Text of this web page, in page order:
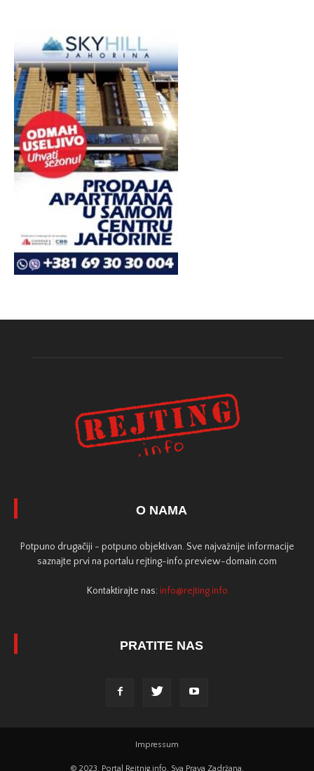
O NAMA
Potpuno drugačiji - potpuno objektivan. Sve najvažnije informacije
saznajte prvi na portalu rejting-info.preview-domain.com
Kontaktirajte nas: info@rejting.info
PRATITE NAS
Impressum
© 2023. Portal Rejtnig.info. Sva Prava Zadržana.